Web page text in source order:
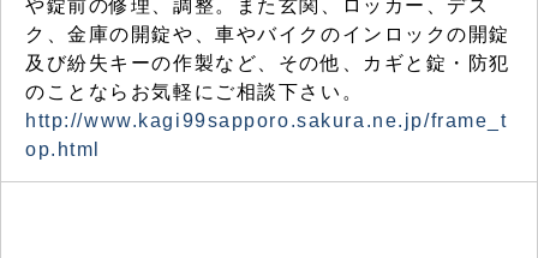
や錠前の修理、調整。また玄関、ロッカー、デス
ク、金庫の開錠や、車やバイクのインロックの開錠
及び紛失キーの作製など、その他、カギと錠・防犯
のことならお気軽にご相談下さい。
http://www.kagi99sapporo.sakura.ne.jp/frame_t
op.html